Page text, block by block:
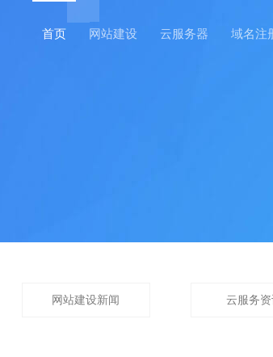
首页 网站建设 云服务器 域名注
网站建设新闻 云服务